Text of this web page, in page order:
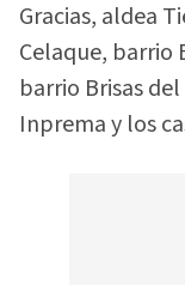
Gracias, aldea
Celaque, barrio
barrio Brisas
Inprema y los